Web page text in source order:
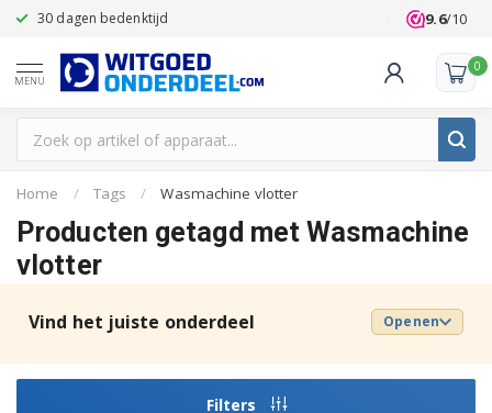
30 dagen bedenktijd Klanten
9.6/10
MENU
0
Home / Tags / Wasmachine vlotter
Producten getagd met Wasmachine
vlotter
Vind het juiste onderdeel Openen
Filters